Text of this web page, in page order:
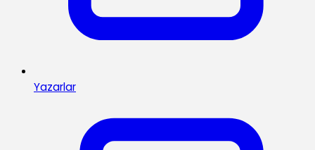
Yazarlar